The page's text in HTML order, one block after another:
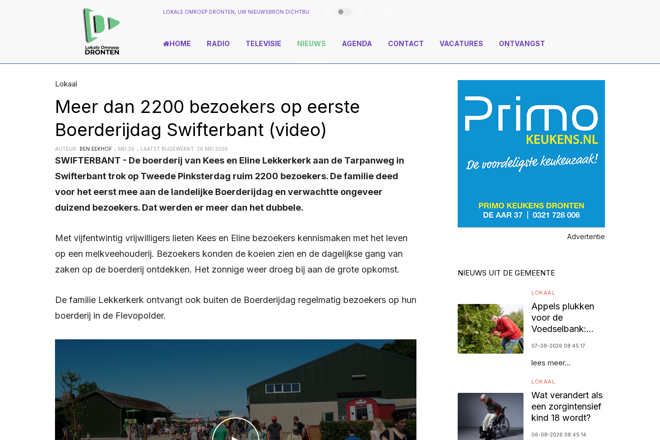
LOKALE OMROEP DRONTEN, UW NIEUWSBRON DICHTBIJ
HOME RADIO TELEVISIE NIEUWS AGENDA CONTACT VACATURES ONTVANGST
Lokaal
Meer dan 2200 bezoekers op eerste
Boerderijdag Swifterbant (video)
AUTEUR: BEN EEKHOF MEI 26 LAATST BIJGEWERKT: 26 MEI 2026
SWIFTERBANT - De boerderij van Kees en Eline Lekkerkerk aan de Tarpanweg in
Swifterbant trok op Tweede Pinksterdag ruim 2200 bezoekers. De familie deed
voor het eerst mee aan de landelijke Boerderijdag en verwachtte ongeveer
duizend bezoekers. Dat werden er meer dan het dubbele.
Met vijfentwintig vrijwilligers lieten Kees en Eline bezoekers kennismaken met het leven
op een melkveehouderij. Bezoekers konden de koeien zien en de dagelijkse gang van
zaken op de boerderij ontdekken. Het zonnige weer droeg bij aan de grote opkomst.
De familie Lekkerkerk ontvangt ook buiten de Boerderijdag regelmatig bezoekers op hun
boerderij in de Flevopolder.
Advertentie
NIEUWS UIT DE GEMEENTE
LOKAAL
Appels plukken
voor de
Voedselbank:
07-08-2026 08:45:17
lees meer...
LOKAAL
Wat verandert als
een zorgintensief
kind 18 wordt?
06-08-2026 08:45:14